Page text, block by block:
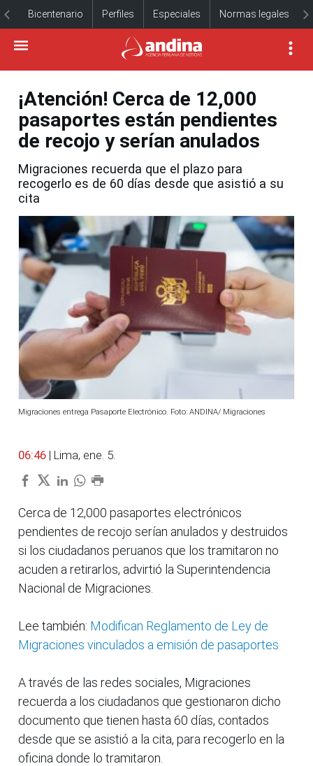
Bicentenario Perfiles Especiales Normas legales
¡Atención! Cerca de 12,000
pasaportes están pendientes
de recojo y serían anulados
Migraciones recuerda que el plazo para
recogerlo es de 60 días desde que asistió a su
cita
Migraciones entrega Pasaporte Electrónico. Foto: ANDINA/ Migraciones
06:46 | Lima, ene. 5.
Cerca de 12,000 pasaportes electrónicos
pendientes de recojo serían anulados y destruidos
si los ciudadanos peruanos que los tramitaron no
acuden a retirarlos, advirtió la Superintendencia
Nacional de Migraciones.
Lee también: Modifican Reglamento de Ley de
Migraciones vinculados a emisión de pasaportes
A través de las redes sociales, Migraciones
recuerda a los ciudadanos que gestionaron dicho
documento que tienen hasta 60 días, contados
desde que se asistió a la cita, para recogerlo en la
oficina donde lo tramitaron.